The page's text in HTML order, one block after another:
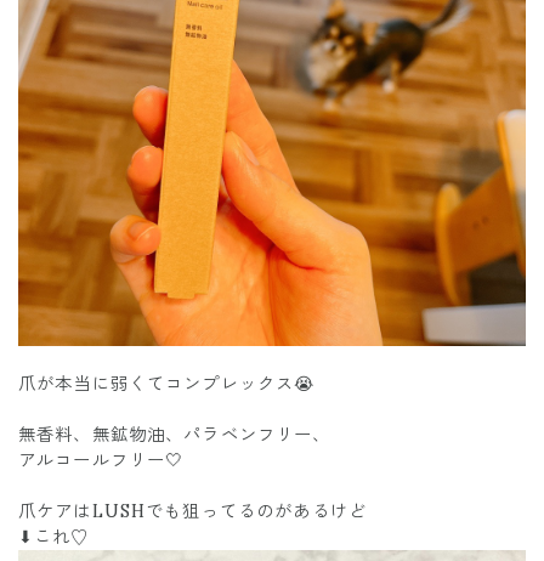
爪が本当に弱くてコンプレックス😭
無香料、無鉱物油、パラベンフリー、
アルコールフリー🤍
爪ケアはLUSHでも狙ってるのがあるけど
⬇︎これ♡